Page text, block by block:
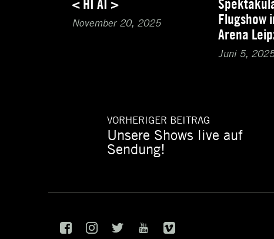
< HI AI >
November 20, 2025
Flugshow
Arena
Juni 5, 2025
Beitragsnavigation
VORHERIGER BEITRAG
Vorheriger
Beitrag:
Unsere Shows live auf
Sendung!